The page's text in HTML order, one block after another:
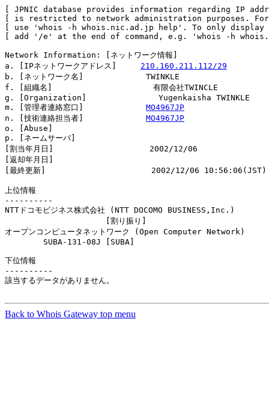
[ JPNIC database provides information regarding IP
[ is restricted to network administration purposes.
[ use 'whois -h whois.nic.ad.jp help'. To only
[ add '/e' at the end of command, e.g. 'whois -h
Network Information: [ネットワーク情報]
a. [IPネットワークアドレス] 210.160.211.112/29
b. [ネットワーク名]             TWINKLE
f. [組織名]                     有限会社TWINCLE
g. [Organization]               Yugenkaisha TWINKLE
m. [管理者連絡窓口] MO4967JP
n. [技術連絡担当者] MO4967JP
o. [Abuse]
p. [ネームサーバ]
[割当年月日]                    2002/12/06
[返却年月日]
[最終更新]                      2002/12/06 10:56:06(JST)
上位情報
----------
NTTドコモビジネス株式会社 (NTT DOCOMO BUSINESS,Inc.)
[割り
オープンコンピュータネットワーク (Open Computer Network)
SUBA-131-08J
下位情報
----------
該当するデータがありません。
Back to Whois Gateway top menu